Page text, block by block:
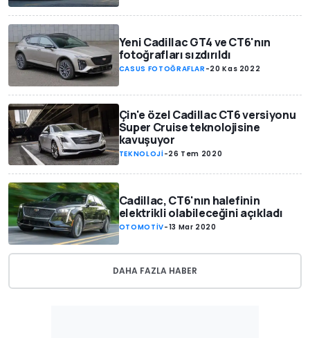
Yeni Cadillac GT4 ve CT6'nın
fotoğrafları sızdırıldı
CASUS FOTOĞRAFLAR -20 Kas 2022
Çin'e özel Cadillac CT6 versiyonu
Super Cruise teknolojisine
kavuşuyor
TEKNOLOJİ-26 Tem 2020
Cadillac, CT6'nın halefinin
elektrikli olabileceğini açıkladı
OTOMOTİV-13 Mar 2020
DAHA FAZLA HABER